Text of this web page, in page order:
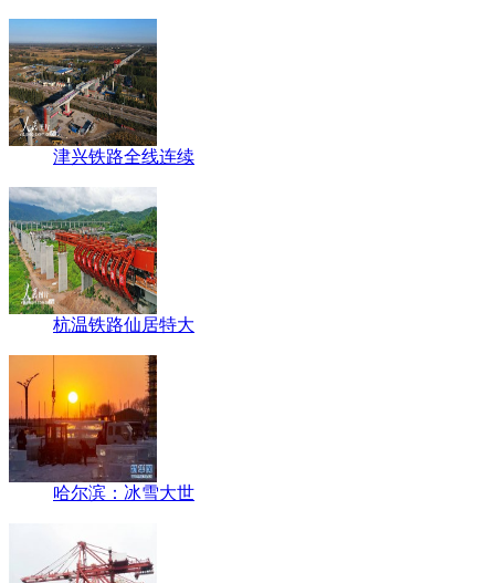
津兴铁路全线连续
杭温铁路仙居特大
哈尔滨：冰雪大世